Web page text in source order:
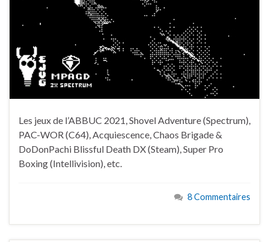
Les jeux de l’ABBUC 2021, Shovel Adventure (Spectrum),
PAC-WOR (C64), Acquiescence, Chaos Brigade &
DoDonPachi Blissful Death DX (Steam), Super Pro
Boxing (Intellivision), etc.
8 Commentaires